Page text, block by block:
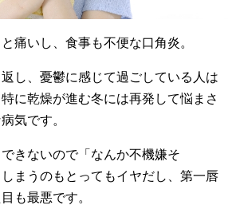
痛いし、食事も不便な口角炎。
し、憂鬱に感じて過ごしている人は
に乾燥が進む冬には再発して悩まさ
気です。
きないので「なんか不機嫌そ
まうのもとってもイヤだし、第一唇
も最悪です。